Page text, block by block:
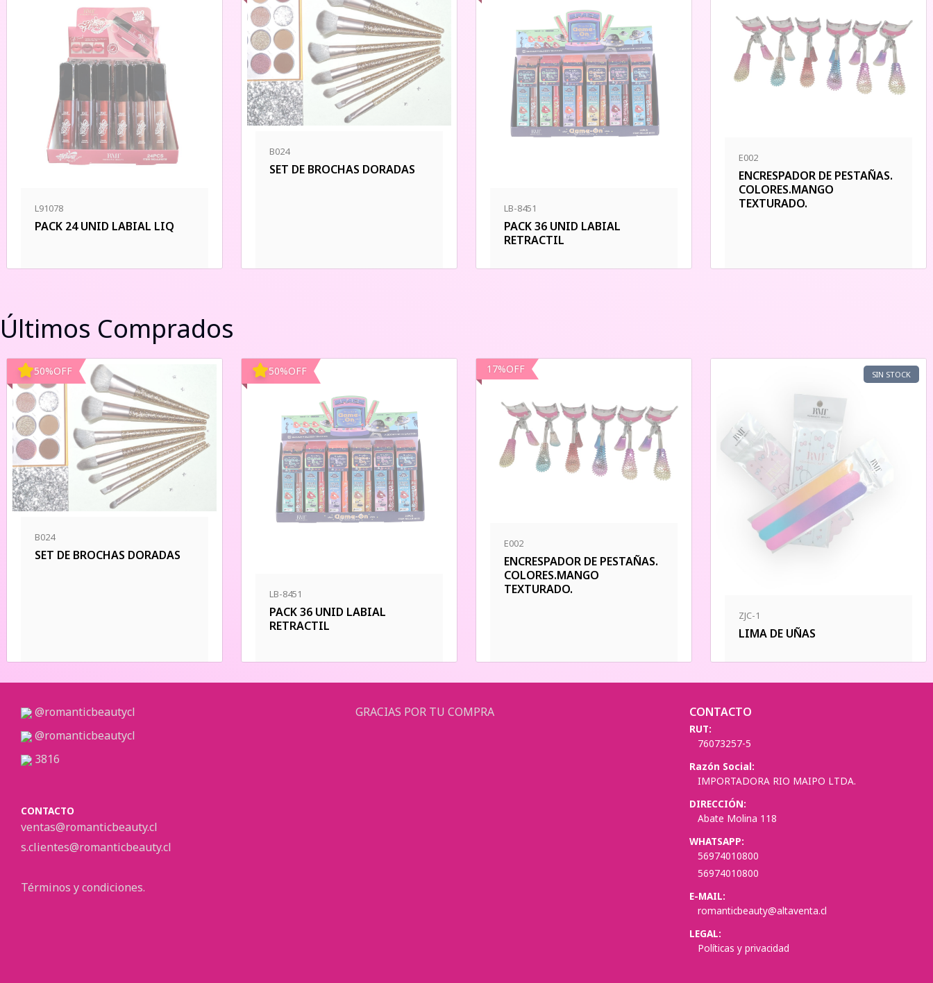
L91078
PACK 24 UNID LABIAL LIQ
B024
SET DE BROCHAS DORADAS
LB-8451
PACK 36 UNID LABIAL
RETRACTIL
E002
ENCRESPADOR DE PESTAÑAS.
COLORES.MANGO
TEXTURADO.
Últimos Comprados
50%OFF
B024
SET DE BROCHAS DORADAS
50%OFF
LB-8451
PACK 36 UNID LABIAL
RETRACTIL
17%OFF
E002
ENCRESPADOR DE PESTAÑAS.
COLORES.MANGO
TEXTURADO.
SIN STOCK
ZJC-1
LIMA DE UÑAS
@romanticbeautycl
@romanticbeautycl
3816
CONTACTO
ventas@romanticbeauty.cl
s.clientes@romanticbeauty.cl
Términos y condiciones.
GRACIAS POR TU COMPRA CONTACTO
RUT:
76073257-5
Razón Social:
IMPORTADORA RIO MAIPO LTDA.
DIRECCIÓN:
Abate Molina 118
WHATSAPP:
56974010800
56974010800
E-MAIL:
romanticbeauty@altaventa.cl
LEGAL:
Políticas y privacidad